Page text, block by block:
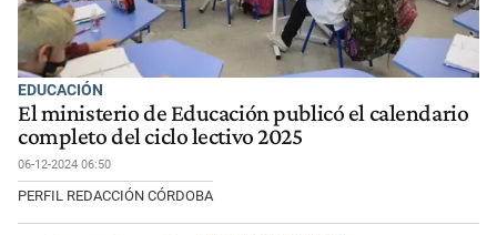
EDUCACIÓN
El ministerio de Educación publicó el calendario
completo del ciclo lectivo 2025
06-12-2024 06:50
PERFIL REDACCIÓN CÓRDOBA